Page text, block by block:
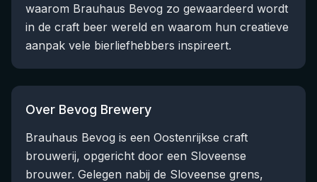
waarom Brauhaus Bevog zo gewaardeerd wordt
in de craft beer wereld en waarom hun creatieve
aanpak vele bierliefhebbers inspireert.
Over Bevog Brewery
Brauhaus Bevog is een Oostenrijkse craft
brouwerij, opgericht door een Sloveense
brouwer. Gelegen nabij de Sloveense grens,